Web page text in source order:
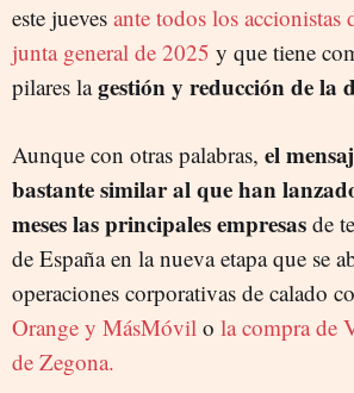
este jueves ante todos los accionistas
junta general de 2025 y que tiene
pilares lagestión y reducción de la
Aunque con otras palabras, el
bastante similar al que han
meses las principales empresas de
de España en la nueva etapa que se
operaciones corporativas de calado
Orange y MásMóvil o la compra de
de Zegona.